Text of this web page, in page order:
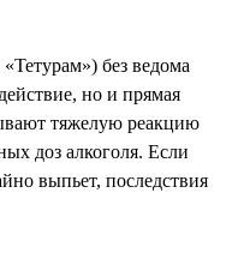
без ведома
но и прямая
тяжелую реакцию
доз алкоголя. Если
выпьет, последствия